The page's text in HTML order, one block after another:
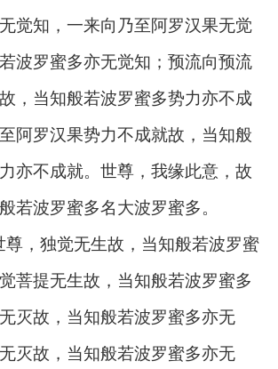
觉知，一来向乃至阿罗汉果无觉
波罗蜜多亦无觉知；预流向预流
，当知般若波罗蜜多势力亦不成
阿罗汉果势力不成就故，当知般
亦不成就。世尊，我缘此意，故
若波罗蜜多名大波罗蜜多。
，独觉无生故，当知般若波罗蜜
菩提无生故，当知般若波罗蜜多
灭故，当知般若波罗蜜多亦无
灭故，当知般若波罗蜜多亦无